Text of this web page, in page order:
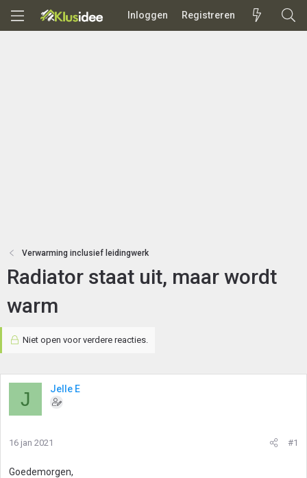
Inloggen Registreren
Verwarming inclusief leidingwerk
Radiator staat uit, maar wordt
warm
Niet open voor verdere reacties.
J Jelle E
16 jan 2021 #1
Goedemorgen,